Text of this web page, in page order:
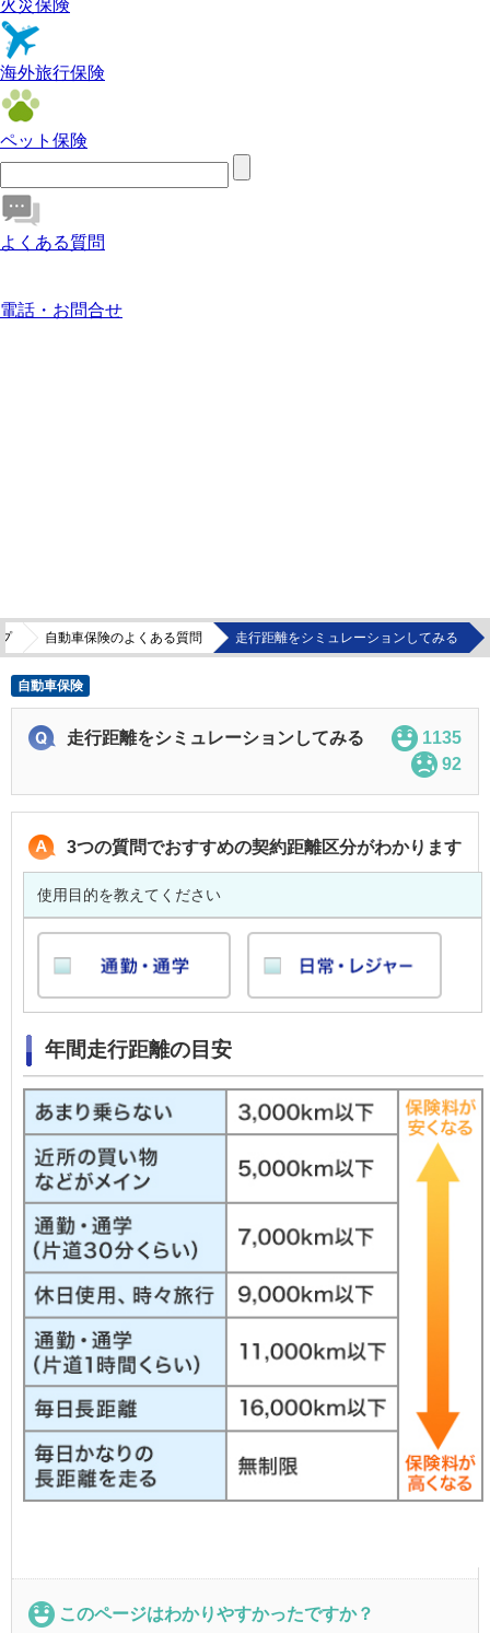
火災保険
海外旅行保険
ペット保険
よくある質問
電話・お問合せ
自動車保険のよくある質問 走行距離をシミュレーションしてみる
自動車保険
走行距離をシミュレーションしてみる
1135
92
3つの質問でおすすめの契約距離区分がわかります
使用目的を教えてください
年間走行距離の目安
このページはわかりやすかったですか？